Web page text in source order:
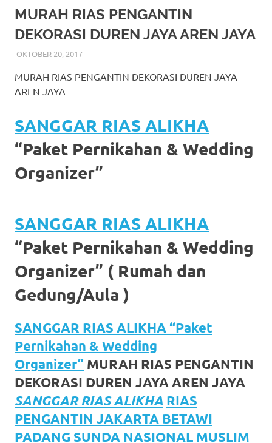
More
hints
rolex
replica.
website
https://www.watchesf.com.
To
more
about
https://www.watchesb.com
go
to
these
guys
https://
his
MURAH RIAS PENGANTIN
DEKORASI DUREN JAYA AREN JAYA
OKTOBER 20, 2017RIASALIKHA
BEKASI
MURAH RIAS PENGANTIN DEKORASI DUREN JAYA
AREN JAYA
SANGGAR RIAS ALIKHA
“Paket Pernikahan & Wedding
Organizer”
SANGGAR RIAS ALIKHA
“Paket Pernikahan & Wedding
Organizer” ( Rumah dan
Gedung/Aula )
SANGGAR RIAS ALIKHA “Paket
Pernikahan & Wedding
Organizer” MURAH RIAS PENGANTIN
DEKORASI DUREN JAYA AREN JAYA
SANGGAR RIAS ALIKHA RIAS
PENGANTIN JAKARTA BETAWI
PADANG SUNDA NASIONAL MUSLIM